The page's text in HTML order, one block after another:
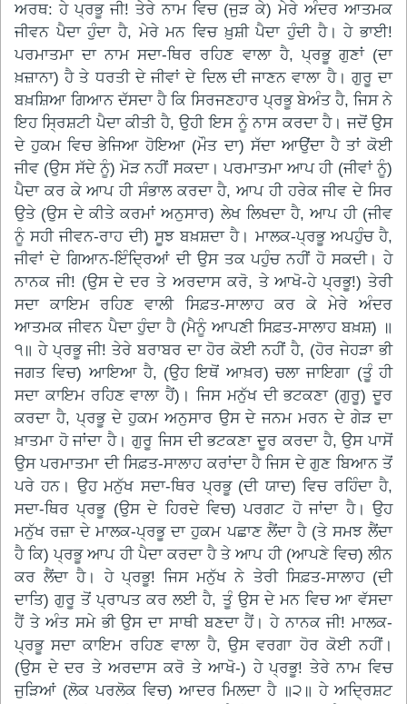
ਅਰਥ: ਹੇ ਪ੍ਰਭੂ ਜੀ! ਤੇਰੇ ਨਾਮ ਵਿਚ (ਜੁੜ ਕੇ) ਮੇਰੇ ਅੰਦਰ ਆਤਮਕ
ਜੀਵਨ ਪੈਦਾ ਹੁੰਦਾ ਹੈ, ਮੇਰੇ ਮਨ ਵਿਚ ਖ਼ੁਸ਼ੀ ਪੈਦਾ ਹੁੰਦੀ ਹੈ। ਹੇ ਭਾਈ!
ਪਰਮਾਤਮਾ ਦਾ ਨਾਮ ਸਦਾ-ਥਿਰ ਰਹਿਣ ਵਾਲਾ ਹੈ, ਪ੍ਰਭੂ ਗੁਣਾਂ (ਦਾ
ਖ਼ਜ਼ਾਨਾ) ਹੈ ਤੇ ਧਰਤੀ ਦੇ ਜੀਵਾਂ ਦੇ ਦਿਲ ਦੀ ਜਾਣਨ ਵਾਲਾ ਹੈ। ਗੁਰੂ ਦਾ
ਬਖ਼ਸ਼ਿਆ ਗਿਆਨ ਦੱਸਦਾ ਹੈ ਕਿ ਸਿਰਜਣਹਾਰ ਪ੍ਰਭੂ ਬੇਅੰਤ ਹੈ, ਜਿਸ ਨੇ
ਇਹ ਸ੍ਰਿਸ਼ਟੀ ਪੈਦਾ ਕੀਤੀ ਹੈ, ਉਹੀ ਇਸ ਨੂੰ ਨਾਸ ਕਰਦਾ ਹੈ। ਜਦੋਂ ਉਸ
ਦੇ ਹੁਕਮ ਵਿਚ ਭੇਜਿਆ ਹੋਇਆ (ਮੌਤ ਦਾ) ਸੱਦਾ ਆਉਂਦਾ ਹੈ ਤਾਂ ਕੋਈ
ਜੀਵ (ਉਸ ਸੱਦੇ ਨੂੰ) ਮੋੜ ਨਹੀਂ ਸਕਦਾ। ਪਰਮਾਤਮਾ ਆਪ ਹੀ (ਜੀਵਾਂ ਨੂੰ)
ਪੈਦਾ ਕਰ ਕੇ ਆਪ ਹੀ ਸੰਭਾਲ ਕਰਦਾ ਹੈ, ਆਪ ਹੀ ਹਰੇਕ ਜੀਵ ਦੇ ਸਿਰ
ਉਤੇ (ਉਸ ਦੇ ਕੀਤੇ ਕਰਮਾਂ ਅਨੁਸਾਰ) ਲੇਖ ਲਿਖਦਾ ਹੈ, ਆਪ ਹੀ (ਜੀਵ
ਨੂੰ ਸਹੀ ਜੀਵਨ-ਰਾਹ ਦੀ) ਸੂਝ ਬਖ਼ਸ਼ਦਾ ਹੈ। ਮਾਲਕ-ਪ੍ਰਭੂ ਅਪਹੁੰਚ ਹੈ,
ਜੀਵਾਂ ਦੇ ਗਿਆਨ-ਇੰਦ੍ਰਿਆਂ ਦੀ ਉਸ ਤਕ ਪਹੁੰਚ ਨਹੀਂ ਹੋ ਸਕਦੀ। ਹੇ
ਨਾਨਕ ਜੀ! (ਉਸ ਦੇ ਦਰ ਤੇ ਅਰਦਾਸ ਕਰੋ, ਤੇ ਆਖੋ-ਹੇ ਪ੍ਰਭੂ!) ਤੇਰੀ
ਸਦਾ ਕਾਇਮ ਰਹਿਣ ਵਾਲੀ ਸਿਫ਼ਤ-ਸਾਲਾਹ ਕਰ ਕੇ ਮੇਰੇ ਅੰਦਰ
ਆਤਮਕ ਜੀਵਨ ਪੈਦਾ ਹੁੰਦਾ ਹੈ (ਮੈਨੂੰ ਆਪਣੀ ਸਿਫ਼ਤ-ਸਾਲਾਹ ਬਖ਼ਸ਼) ॥
੧॥ ਹੇ ਪ੍ਰਭੂ ਜੀ! ਤੇਰੇ ਬਰਾਬਰ ਦਾ ਹੋਰ ਕੋਈ ਨਹੀਂ ਹੈ, (ਹੋਰ ਜੇਹੜਾ ਭੀ
ਜਗਤ ਵਿਚ) ਆਇਆ ਹੈ, (ਉਹ ਇਥੋਂ ਆਖ਼ਰ) ਚਲਾ ਜਾਇਗਾ (ਤੂੰ ਹੀ
ਸਦਾ ਕਾਇਮ ਰਹਿਣ ਵਾਲਾ ਹੈਂ)। ਜਿਸ ਮਨੁੱਖ ਦੀ ਭਟਕਣਾ (ਗੁਰੂ) ਦੂਰ
ਕਰਦਾ ਹੈ, ਪ੍ਰਭੂ ਦੇ ਹੁਕਮ ਅਨੁਸਾਰ ਉਸ ਦੇ ਜਨਮ ਮਰਨ ਦੇ ਗੇੜ ਦਾ
ਖ਼ਾਤਮਾ ਹੋ ਜਾਂਦਾ ਹੈ। ਗੁਰੂ ਜਿਸ ਦੀ ਭਟਕਣਾ ਦੂਰ ਕਰਦਾ ਹੈ, ਉਸ ਪਾਸੋਂ
ਉਸ ਪਰਮਾਤਮਾ ਦੀ ਸਿਫ਼ਤ-ਸਾਲਾਹ ਕਰਾਂਦਾ ਹੈ ਜਿਸ ਦੇ ਗੁਣ ਬਿਆਨ ਤੋਂ
ਪਰੇ ਹਨ। ਉਹ ਮਨੁੱਖ ਸਦਾ-ਥਿਰ ਪ੍ਰਭੂ (ਦੀ ਯਾਦ) ਵਿਚ ਰਹਿੰਦਾ ਹੈ,
ਸਦਾ-ਥਿਰ ਪ੍ਰਭੂ (ਉਸ ਦੇ ਹਿਰਦੇ ਵਿਚ) ਪਰਗਟ ਹੋ ਜਾਂਦਾ ਹੈ। ਉਹ
ਮਨੁੱਖ ਰਜ਼ਾ ਦੇ ਮਾਲਕ-ਪ੍ਰਭੂ ਦਾ ਹੁਕਮ ਪਛਾਣ ਲੈਂਦਾ ਹੈ (ਤੇ ਸਮਝ ਲੈਂਦਾ
ਹੈ ਕਿ) ਪ੍ਰਭੂ ਆਪ ਹੀ ਪੈਦਾ ਕਰਦਾ ਹੈ ਤੇ ਆਪ ਹੀ (ਆਪਣੇ ਵਿਚ) ਲੀਨ
ਕਰ ਲੈਂਦਾ ਹੈ। ਹੇ ਪ੍ਰਭੂ! ਜਿਸ ਮਨੁੱਖ ਨੇ ਤੇਰੀ ਸਿਫ਼ਤ-ਸਾਲਾਹ (ਦੀ
ਦਾਤਿ) ਗੁਰੂ ਤੋਂ ਪ੍ਰਾਪਤ ਕਰ ਲਈ ਹੈ, ਤੂੰ ਉਸ ਦੇ ਮਨ ਵਿਚ ਆ ਵੱਸਦਾ
ਹੈਂ ਤੇ ਅੰਤ ਸਮੇ ਭੀ ਉਸ ਦਾ ਸਾਥੀ ਬਣਦਾ ਹੈਂ। ਹੇ ਨਾਨਕ ਜੀ! ਮਾਲਕ-
ਪ੍ਰਭੂ ਸਦਾ ਕਾਇਮ ਰਹਿਣ ਵਾਲਾ ਹੈ, ਉਸ ਵਰਗਾ ਹੋਰ ਕੋਈ ਨਹੀਂ।
(ਉਸ ਦੇ ਦਰ ਤੇ ਅਰਦਾਸ ਕਰੋ ਤੇ ਆਖੋ-) ਹੇ ਪ੍ਰਭੂ! ਤੇਰੇ ਨਾਮ ਵਿਚ
ਜੁੜਿਆਂ (ਲੋਕ ਪਰਲੋਕ ਵਿਚ) ਆਦਰ ਮਿਲਦਾ ਹੈ ॥੨॥ ਹੇ ਅਦ੍ਰਿਸ਼ਟ